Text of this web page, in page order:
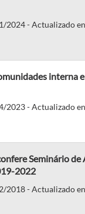
2024 - Actualizado
interna
2023 - Actualizado
Seminário de
2022
2018 - Actualizado